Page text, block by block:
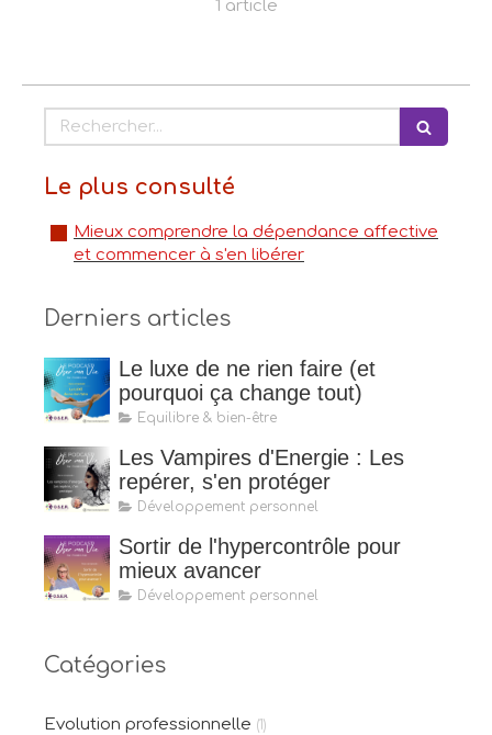
1 article
Rechercher
Le plus consulté
Mieux comprendre la dépendance affective
et commencer à s'en libérer
Derniers articles
Le luxe de ne rien faire (et
pourquoi ça change tout)
Equilibre & bien-être
Les Vampires d'Energie : Les
repérer, s'en protéger
Développement personnel
Sortir de l'hypercontrôle pour
mieux avancer
Développement personnel
Catégories
Evolution professionnelle (1)